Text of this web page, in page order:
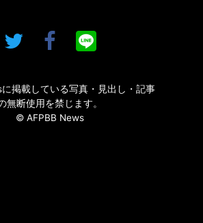
掲載している写真・見出し・記事
無断使用を禁じます。
© AFPBB News